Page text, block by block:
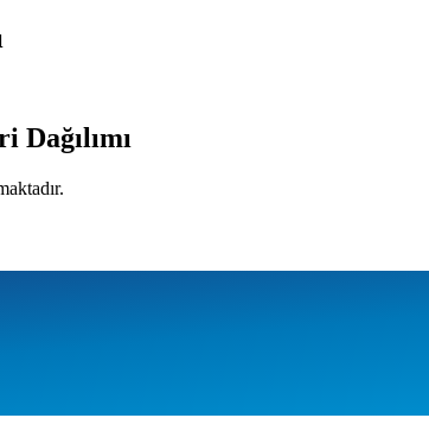
Dağılımı